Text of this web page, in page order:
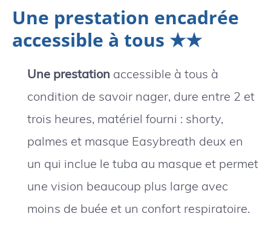
Une prestation encadrée
accessible à tous ★★
Une prestation accessible à tous à
condition de savoir nager, dure entre 2 et
trois heures, matériel fourni : shorty,
palmes et masque Easybreath deux en
un qui inclue le tuba au masque et permet
une vision beaucoup plus large avec
moins de buée et un confort respiratoire.